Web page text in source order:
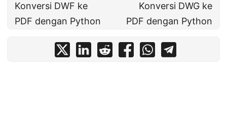
Konversi DWF ke
PDF dengan Python
Konversi DWG ke
PDF dengan Python